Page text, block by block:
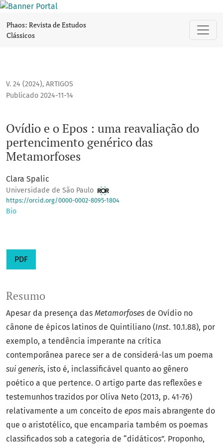
Phaos: Revista de Estudos
Clássicos
V. 24 (2024), ARTIGOS
Ovídio e o Epos : uma reavaliação do
pertencimento genérico das
Metamorfoses
Publicado 2024-11-14
Clara Spalic
Universidade de São Paulo
https://orcid.org/0000-0002-8095-1804
Bio
PDF
Resumo
Apesar da presença das Metamorfoses de Ovídio no
cânone de épicos latinos de Quintiliano (Inst. 10.1.88), por
exemplo, a tendência imperante na crítica
contemporânea parece ser a de considerá-las um poema
sui generis, isto é, inclassificável quanto ao gênero
poético a que pertence. O artigo parte das reflexões e
testemunhos trazidos por Oliva Neto (2013, p. 41-76)
relativamente a um conceito de epos mais abrangente do
que o aristotélico, que encamparia também os poemas
classificados sob a categoria de “didáticos”. Proponho,